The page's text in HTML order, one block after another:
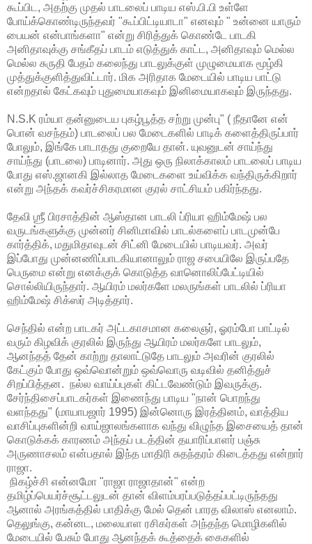
கூப்பிட, அதற்கு முதல் பாடலைப் பாடிய எஸ்.பி.பி உள்ளே
போய்க்கொண்டிருந்தவர் "கூப்பிட்டியாடா" எனவும் " உன்னை யாரும்
பையன் என்பாங்களா" என்று சிரித்துக் கொண்டே பாடகி
அனிதாவுக்கு சங்கீதப் பாடம் எடுத்துக் காட்ட, அனிதாவும் மெல்ல
மெல்ல சுருதி பேதம் கலைந்து பாடலுக்குள் முழுமையாக மூழ்கி
முத்துக்குளித்துவிட்டார். மிக அரிதாக மேடையில் பாடிய பாட்டு
என்றதால் கேட்கவும் புதுமையாகவும் இனிமையாகவும் இருந்தது.
N.S.K ரம்யா தன்னுடைய புகழ்பூத்த சற்று முன்பு" ( நீதானே என்
பொன் வசந்தம்) பாடலைப் பல மேடைகளில் பாடிக் களைத்திருப்பார்
போலும், இங்கே பாடாதது குறையே தான். யுவனுடன் சாய்ந்து
சாய்ந்து (பாடலை) பாடினார். அது ஒரு நிலாக்காலம் பாடலைப் பாடிய
போது எஸ்.ஜானகி இல்லாத மேடைகளை உய்விக்க வந்திருக்கிறார்
என்று அந்தக் கவர்ச்சிகரமான குரல் சாட்சியம் பகிர்ந்தது.
தேவி ஶ்ரீ பிரசாத்தின் ஆஸ்தான பாடலி ப்ரியா ஹிம்மேஷ் பல
வருடங்களுக்கு முன்னர் சினிமாவில் பாடல்களைப் பாடமுன்பே
கார்த்திக், மதுமிதாவுடன் சிட்னி மேடையில் பாடியவர். அவர்
இப்போது முன்னணிப்பாடகியானாலும் ராஜ சபையிலே இருப்பதே
பெருமை என்று எனக்குக் கொடுத்த வானொலிப்பேட்டியில்
சொல்லியிருந்தார். ஆயிரம் மலர்களே மலருங்கள் பாடலில் ப்ரியா
ஹிம்மேஷ் சிக்ஸர் அடித்தார்.
செந்தில் என்ற பாடகர் அட்டகாசமான கலைஞர், ஓரம்போ பாட்டில்
வரும் கிழவிக் குரலில் இருந்து ஆயிரம் மலர்களே பாடலும்,
ஆனந்தத் தேன் காற்று தாலாட்டுதே பாடலும் அவரின் குரலில்
கேட்கும் போது ஒவ்வொன்றும் ஒவ்வொரு வடிவில் தனித்துச்
சிறப்பித்தன. நல்ல வாய்ப்புகள் கிட்டவேண்டும் இவருக்கு.
சேர்ந்திசைப்பாடகர்கள் இணைந்து பாடிய "நான் பொறந்து
வளந்தது" (மாயாபஜார் 1995) இன்னொரு இரத்தினம், வாத்திய
வாசிப்புகளின்றி வாய்ஜாலங்களாக வந்து விழுந்த இசையைத் தான்
கொடுக்கக் காரணம் அந்தப் படத்தின் தயாரிப்பாளர் பஞ்சு
அருணாசலம் என்பதால் இந்த மாதிரி சுதந்தரம் கிடைத்தது என்றார்
ராஜா.
நிகழ்ச்சி என்னமோ "ராஜா ராஜாதான்" என்ற
தமிழ்ப்பெயர்ச்சூட்டலுடன் தான் விளம்பரப்படுத்தப்பட்டிருந்தது
ஆனால் அரங்கத்தில் பாதிக்கு மேல் தென் பாரத விலாஸ் எனலாம்.
தெலுங்கு, கன்னட, மலையாள ரசிகர்கள் அந்தந்த மொழிகளில்
மேடையில் பேசும் போது ஆனந்தக் கூத்தைக் கைகளில்